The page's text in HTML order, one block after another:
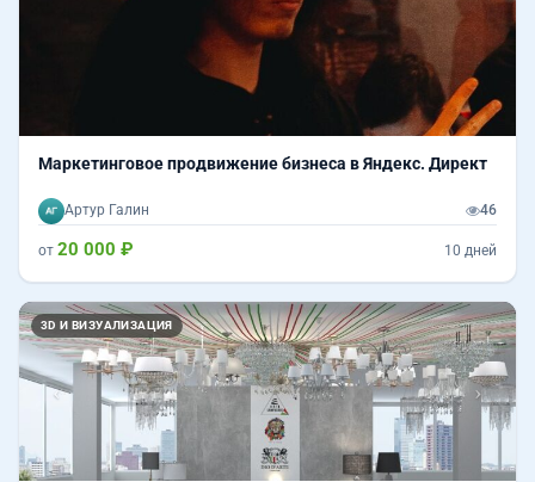
Маркетинговое продвижение бизнеса в Яндекс. Директ
Артур Галин 46
от 20 000 ₽ 10 дней
3D И ВИЗУАЛИЗАЦИЯ
Назад